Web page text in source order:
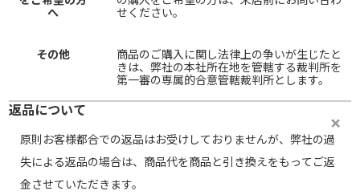
へ
せください。
その他
商品のご購入に関し法律上の争いが生じたと
きは、弊社の本社所在地を管轄する裁判所を
第一審の専属的合意管轄裁判所とします。
返品について
原則お客様都合での返品はお受けしておりませんが、弊社の過
失による返品の場合は、商品代を商品と引き換えをもってご返
金させていただきます。